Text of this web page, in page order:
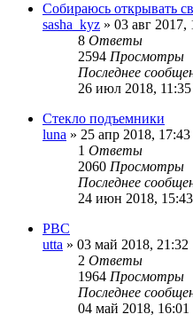
Собираюсь открывать
sasha_kyz » 03 авг 2017,
8 Ответы
2594 Просмотры
Последнее
26 июл 2018, 11:35
Стекло подъемники
luna » 25 апр 2018, 17:43
1 Ответы
2060 Просмотры
Последнее
24 июн 2018, 15:43
РВС
utta » 03 май 2018, 21:32
2 Ответы
1964 Просмотры
Последнее
04 май 2018, 16:01